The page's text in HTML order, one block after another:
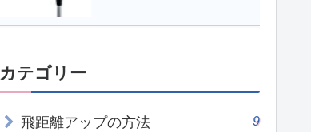
カテゴリー
飛距離アップの方法 9